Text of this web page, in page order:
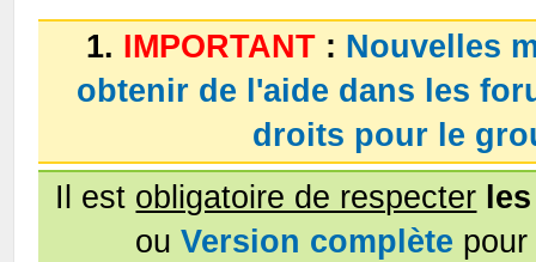
1. IMPORTANT : Nouvelles
obtenir de l'aide dans les
droits pour le
Il est obligatoire de respecter
ouVersion complète